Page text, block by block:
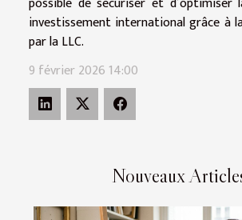
Nouveaux
investissement international grâce à
par la LLC.
9 février 2026 14:00